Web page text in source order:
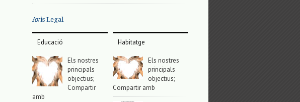
Avis Legal
Educació
Els nostres
principals
objectius;
Compartir
amb
Habitatge
Els nostres
principals
objectius;
Compartir amb